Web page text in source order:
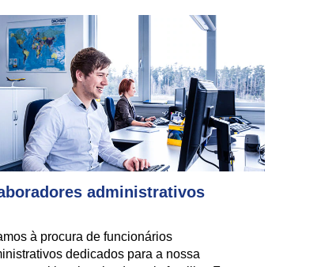
administrativos
à procura de funcionários
dedicados para a nossa